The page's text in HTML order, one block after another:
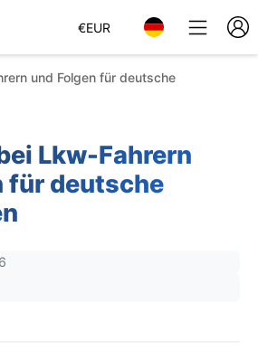
€EUR
und Folgen für deutsche
Lkw-Fahrern
für deutsche